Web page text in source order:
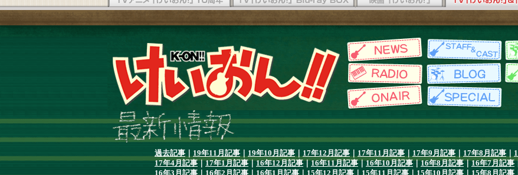
過去記事 19年11月記事 19年10月記事 17年12月記事 17年11月記事 17年9月記事 17年8月記事
17年4月記事｜17年1月記事｜16年12月記事｜16年11月記事｜16年10月記事｜16年8月記事｜16年7月記事
16年3月記事｜16年2月記事｜16年1月記事｜15年12月記事｜15年11月記事｜15年10月記事｜15年8月記事